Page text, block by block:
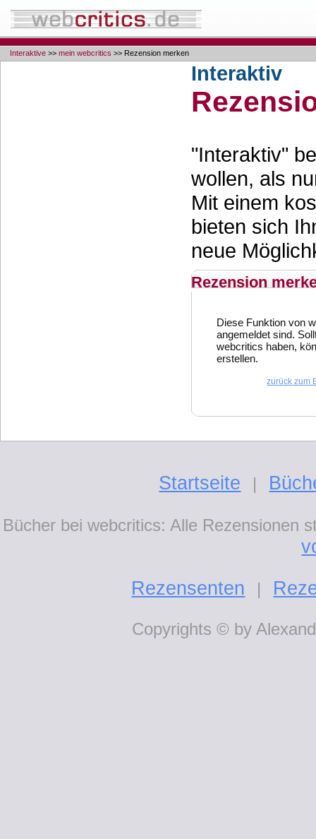
Interaktive >> mein webcritics >> Rezension merken
Interaktiv
"Interaktiv"
wollen, als
Mit einem
bieten sich
neue
Rezension
Diese Funktion von
angemeldet sind.
webcritics haben,
erstellen.
zurück zum
Startseite |
Bücher bei webcritics: Alle Rezensionen
Rezensenten
|
Copyrights © by